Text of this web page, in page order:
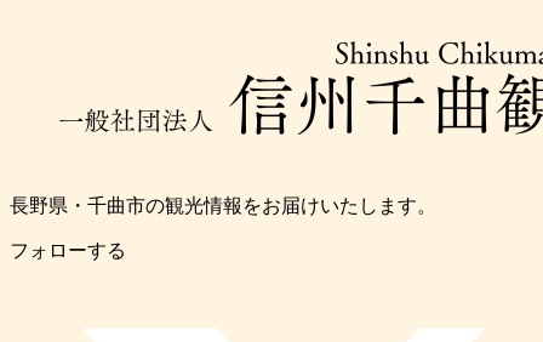
長野県・千曲市の観光情報をお届けいたします。
フォローする